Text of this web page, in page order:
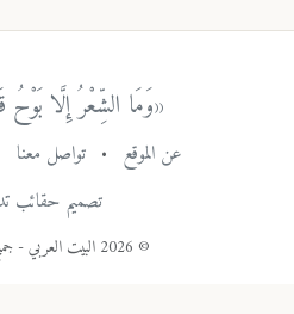
«وَمَا الشِّعْرُ إِلَّا
عن الموقع • تواصل معنا •
تصميم حقائب